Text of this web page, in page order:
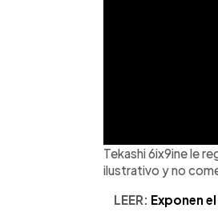
Tekashi 6ix9ine le
ilustrativo y no
LEER: Exponen